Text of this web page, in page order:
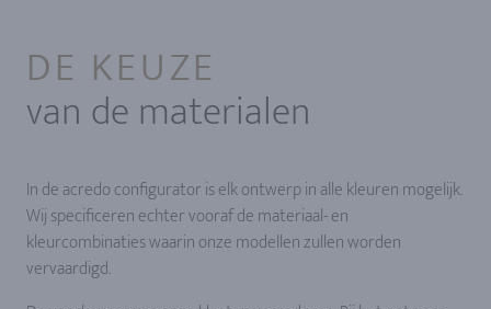
DE KEUZE
van de materialen
In de acredo configurator is elk ontwerp in alle kleuren mogelijk.
Wij specificeren echter vooraf de materiaal- en
kleurcombinaties waarin onze modellen zullen worden
vervaardigd.